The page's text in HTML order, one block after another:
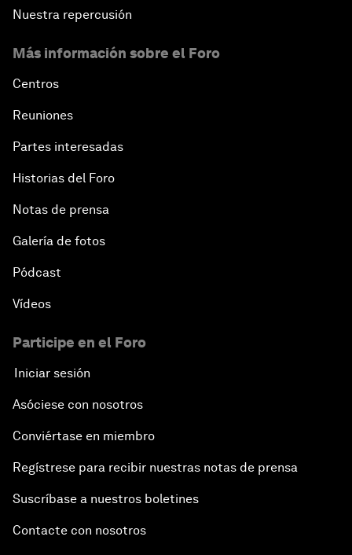
Nuestra repercusión
Más información sobre el Foro
Centros
Reuniones
Partes interesadas
Historias del Foro
Notas de prensa
Galería de fotos
Pódcast
Vídeos
Participe en el Foro
Iniciar sesión
Asóciese con nosotros
Conviértase en miembro
Regístrese para recibir nuestras notas de prensa
Suscríbase a nuestros boletines
Contacte con nosotros